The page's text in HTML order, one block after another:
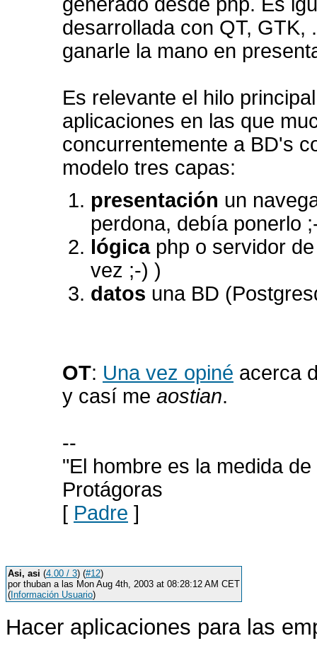
desarrollada con QT, GTK,
ganarle la mano en
Es relevante el hilo
aplicaciones en las que
concurrentemente a BD's
modelo tres capas:
presentación un
perdona, debía ponerlo
lógicaphp o servidor
vez ;-) )
datos una BD
OT: Una vez opiné acerca
y casí me aostian.
--
"El hombre es la medida
Protágoras
[ Padre ]
Asi, asi (4.00 / 3) (#12)
por thuban a las Mon Aug 4th, 2003 at 08:28:12 AM CET
( Información Usuario)
Hacer aplicaciones para las